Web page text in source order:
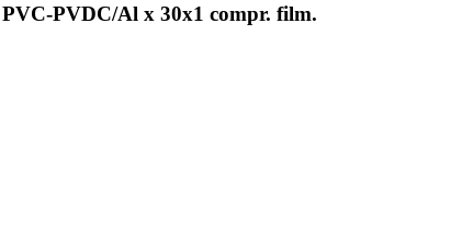
PVDC/Al x 30x1 compr. film.